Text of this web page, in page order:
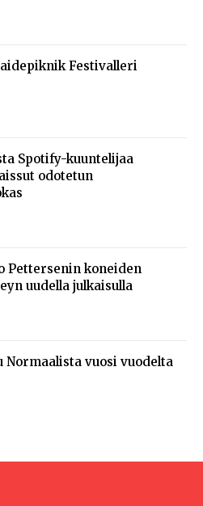
Festivalleri
Spotify-kuuntelijaa
odotetun
Pettersenin koneiden
uudella julkaisulla
Normaalista vuosi vuodelta